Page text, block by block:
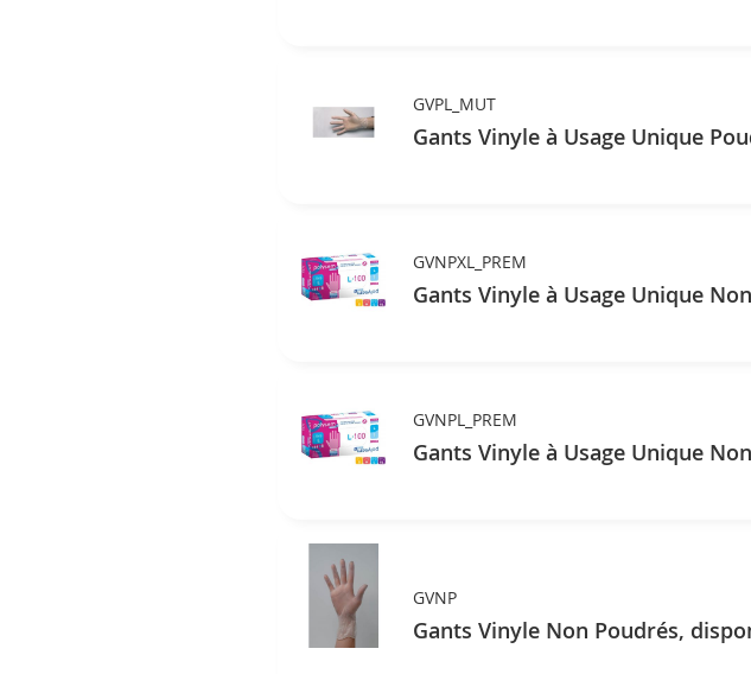
GVPL_MUT
Gants Vinyle à Usage Unique
GVNPXL_PREM
Gants Vinyle à Usage Unique
GVNPL_PREM
Gants Vinyle à Usage Unique
GVNP
Gants Vinyle Non Poudrés,